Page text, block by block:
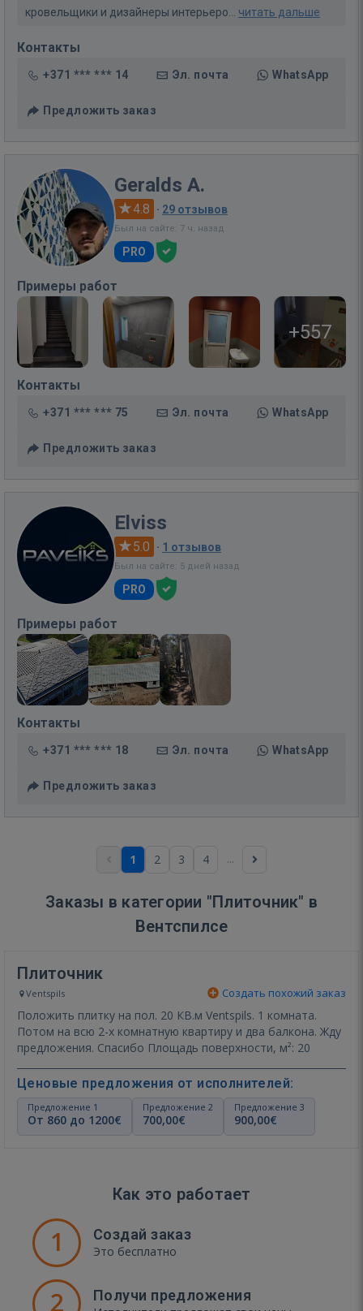
кровельщики и дизайнеры интерьеро... читать дальше
Контакты
+371 *** *** 14 Эл. почта WhatsApp
Предложить заказ
Geralds A.
4.8 · 29 отзывов
Был на сайте: 7 ч. назад
PRO
Примеры работ
+557
Контакты
+371 *** *** 75 Эл. почта WhatsApp
Предложить заказ
Elviss
5.0 · 1 отзывов
Был на сайте: 5 дней назад
PRO
Примеры работ
Контакты
+371 *** *** 18 Эл. почта WhatsApp
Предложить заказ
1 2 3 4 ...
Заказы в категории "Плиточник" в
Вентспилсе
Плиточник
Ventspils Создать похожий заказ
Положить плитку на пол. 20 КВ.м Ventspils. 1 комната.
Потом на всю 2-х комнатную квартиру и два балкона. Жду
предложения. Спасибо Площадь поверхности, м²: 20
Ценовые предложения от исполнителей:
Предложение 1
От 860 до 1200€
Предложение 2
700,00€
Предложение 3
900,00€
Как это работает
1 Создай заказ
Это бесплатно
2 Получи предложения